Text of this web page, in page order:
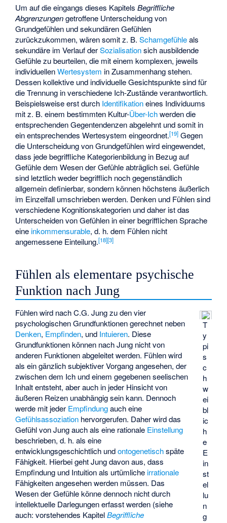
Um auf die eingangs dieses KapitelsBegriffliche
Abgrenzungengetroffene Unterscheidung von
Grundgefühlen und sekundären Gefühlen
zurückzukommen, wären somit z. B.Schamgefühleals
sekundäre im Verlauf derSozialisationsich ausbildende
Gefühle zu beurteilen, die mit einem komplexen, jeweils
individuellenWertesystem in Zusammenhang stehen.
Dessen kollektive und individuelle Gesichtspunkte sind für
die Trennung in verschiedene Ich-Zustände verantwortlich.
Beispielsweise erst durch Identifikationeines Individuums
mit z. B. einem bestimmten Kultur-Über-Ichwerden die
entsprechenden Gegentendenzen abgelehnt und somit in
ein entsprechendes Wertesystem eingeordnet.[19] Gegen
die Unterscheidung von Grundgefühlen wird eingewendet,
dass jede begriffliche Kategorienbildung in Bezug auf
Gefühle dem Wesen der Gefühle abträglich sei. Gefühle
sind letztlich weder begrifflich noch gegenständlich
allgemein definierbar, sondern können höchstens äußerlich
im Einzelfall umschrieben werden. Denken und Fühlen sind
verschiedene Kognitionskategorien und daher ist das
Unterscheiden von Gefühlen in einer begrifflichen Sprache
eine inkommensurable, d. h. dem Fühlen nicht
angemessene Einteilung.[18][3]
Fühlen als elementare psychische
Funktion nach Jung
T
y
pi
s
c
h
w
ei
bl
ic
h
e
E
in
st
el
lu
n
g
Fühlen wird nach C.G. Jung zu den vier
psychologischen Grundfunktionen gerechnet neben
Denken, Empfinden, und Intuieren. Diese
Grundfunktionen können nach Jung nicht von
anderen Funktionen abgeleitet werden. Fühlen wird
als ein gänzlich subjektiver Vorgang angesehen, der
zwischen dem Ich und einem gegebenen seelischen
Inhalt entsteht, aber auch in jeder Hinsicht von
äußeren Reizen unabhängig sein kann. Dennoch
werde mit jeder Empfindungauch eine
Gefühlsassoziation hervorgerufen. Daher wird das
Gefühl von Jung auch als eine rationale Einstellung
beschrieben, d. h. als eine
entwicklungsgeschichtlich undontogenetischspäte
Fähigkeit. Hierbei geht Jung davon aus, dass
Empfindung und Intuition als urtümliche irrationale
Fähigkeiten angesehen werden müssen. Das
Wesen der Gefühle könne dennoch nicht durch
intellektuelle Darlegungen erfasst werden (siehe
auch: vorstehendes KapitelBegriffliche